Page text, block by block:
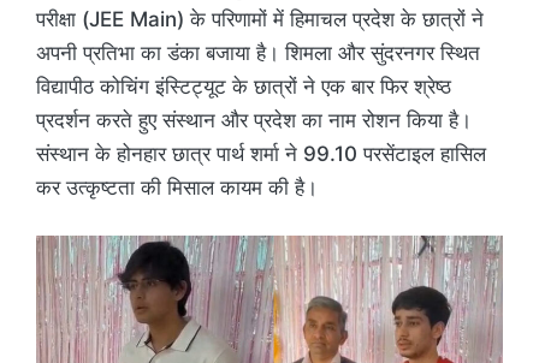
परीक्षा (JEE Main) के परिणामों में हिमाचल प्रदेश के छात्रों ने
अपनी प्रतिभा का डंका बजाया है। शिमला और सुंदरनगर स्थित
विद्यापीठ कोचिंग इंस्टिट्यूट के छात्रों ने एक बार फिर श्रेष्ठ
प्रदर्शन करते हुए संस्थान और प्रदेश का नाम रोशन किया है।
संस्थान के होनहार छात्र पार्थ शर्मा ने 99.10 परसेंटाइल हासिल
कर उत्कृष्टता की मिसाल कायम की है।